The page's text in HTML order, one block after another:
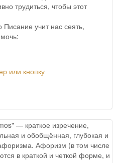
трудиться, чтобы этот
учит нас сеять,
или кнопку
— краткое изречение,
и обобщённая, глубокая и
Афоризм (в том числе
в краткой и четкой форме, и